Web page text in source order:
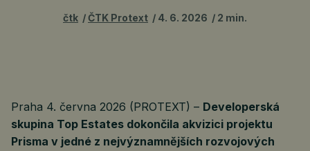
čtk ČTK Protext 4. 6. 2026 2 min.
Praha 4. června 2026 (PROTEXT) – Developerská
skupina Top Estates dokončila akvizici projektu
Prisma v jedné z nejvýznamnějších rozvojových